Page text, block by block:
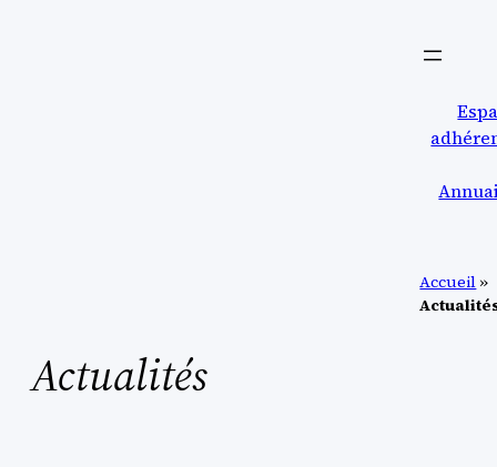
Accueil »
Actualités